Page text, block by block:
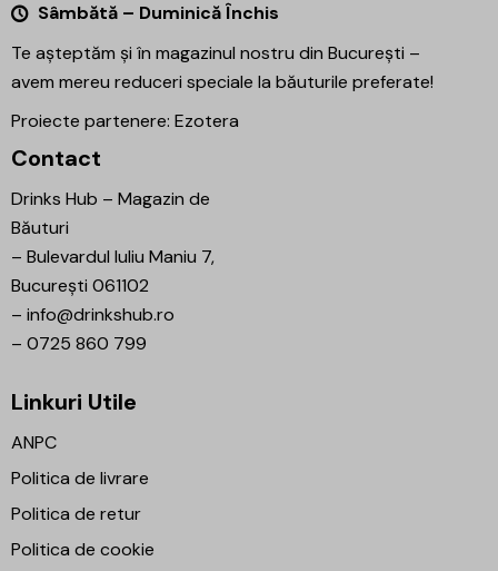
Sâmbătă – Duminică Închis
Te așteptăm și în magazinul nostru din București –
avem mereu reduceri speciale la băuturile preferate!
Proiecte partenere: Ezotera
Contact
Drinks Hub – Magazin de
Băuturi
– Bulevardul Iuliu Maniu 7,
București 061102
– info@drinkshub.ro
– 0725 860 799
Linkuri Utile
ANPC
Politica de livrare
Politica de retur
Politica de cookie